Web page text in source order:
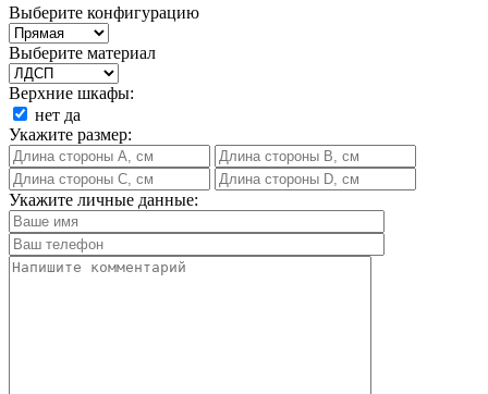
Выберите конфигурацию
Выберите материал
Верхние шкафы:
нет да
Укажите размер:
Укажите личные данные: